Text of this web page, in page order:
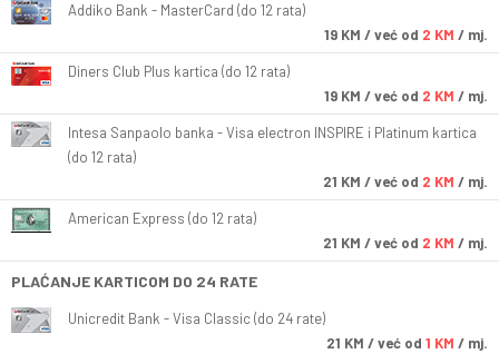
Addiko Bank - MasterCard (do 12 rata)
19 KM / već od 2 KM / mj.
Diners Club Plus kartica (do 12 rata)
19 KM / već od 2 KM / mj.
Intesa Sanpaolo banka - Visa electron INSPIRE i Platinum kartica
(do 12 rata)
21 KM / već od 2 KM / mj.
American Express (do 12 rata)
21 KM / već od 2 KM / mj.
PLAĆANJE KARTICOM DO 24 RATE
Unicredit Bank - Visa Classic (do 24 rate)
21 KM / već od 1 KM / mj.